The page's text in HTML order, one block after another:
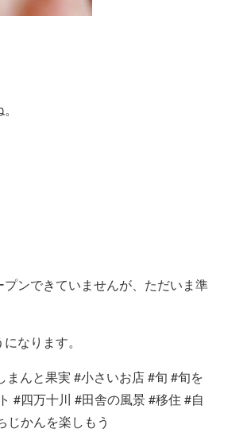
ンできていませんが、ただいま準
なります。
んと果実 #小さいお店 #旬 #旬を
#四万十川 #田舎の風景 #移住 #自
じかんを楽しもう